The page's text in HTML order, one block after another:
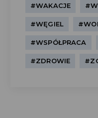
#WAKACJE
#WĘGIEL
#WSPÓŁPRACA
#ZDROWIE